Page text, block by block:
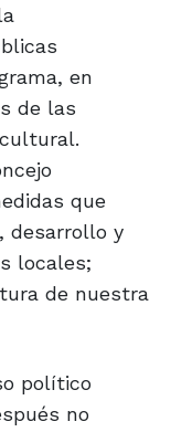
en
de las
que
desarrollo y
locales;
de nuestra
político
no